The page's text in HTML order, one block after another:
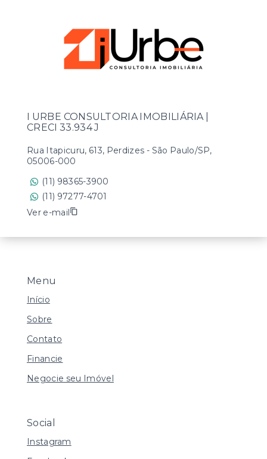
Menu
Início
Sobre
Contato
Financie
Negocie seu Imóvel
Social
Instagram
I URBE CONSULTORIA IMOBILIÁRIA |
CRECI 33.934 J
Rua Itapicuru, 613, Perdizes - São Paulo/SP,
05006-000
(11) 98365-3900
(11) 97277-4701
Ver e-mail